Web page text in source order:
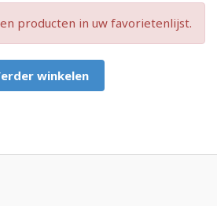
producten in uw favorietenlijst.
winkelen